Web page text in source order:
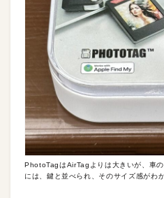
PhotoTagはAirTagよりは大きいが、車
には、鍵と並べられ、そのサイズ感がわ